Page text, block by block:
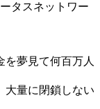
タスネットワー
夢見て何百万人
大量に閉鎖しない